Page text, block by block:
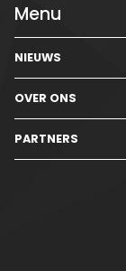
Menu
NIEUWS
OVER ONS
PARTNERS